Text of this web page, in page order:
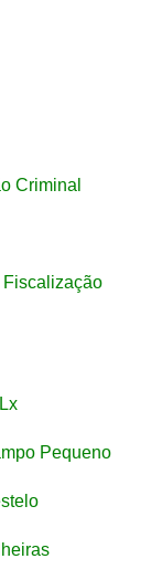
Criminal
Fiscalização
Pequeno